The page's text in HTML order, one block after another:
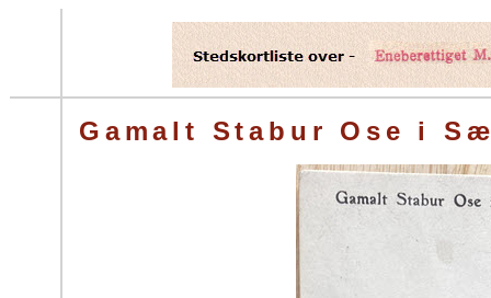
Gamalt Stabur Ose i